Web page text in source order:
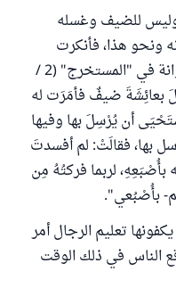
للضيف وغسله
ونحو هذا، فأنكرت
عليه، ويشير إلى هذا ما رواه أبو عوانة في "المستخرج" (2 /
بعائِشَةَ ضيفٌ فأمَرَت له
أن يُرْسِلَ بها وفيها
بها، فقالَتْ: لم أفسدتَ
بأُصْبَعِهِ، لربما فركتُهُ مِن
بأُصْبُعي".
تعليم الرجال أمر
الناس في ذلك الوقت